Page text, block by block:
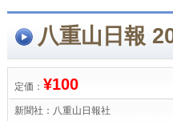
八重山日報
定価： ¥100
新聞社： 八重山日報社